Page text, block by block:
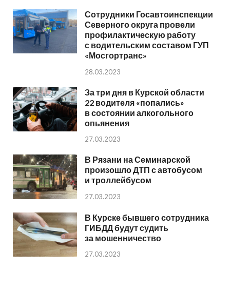
Сотрудники Госавтоинспекции
Северного округа провели
профилактическую работу
с водительским составом ГУП
«Мосгортранс»
28.03.2023
За три дня в Курской области
22 водителя «попались»
в состоянии алкогольного
опьянения
27.03.2023
В Рязани на Семинарской
произошло ДТП с автобусом
и троллейбусом
27.03.2023
В Курске бывшего сотрудника
ГИБДД будут судить
за мошенничество
27.03.2023